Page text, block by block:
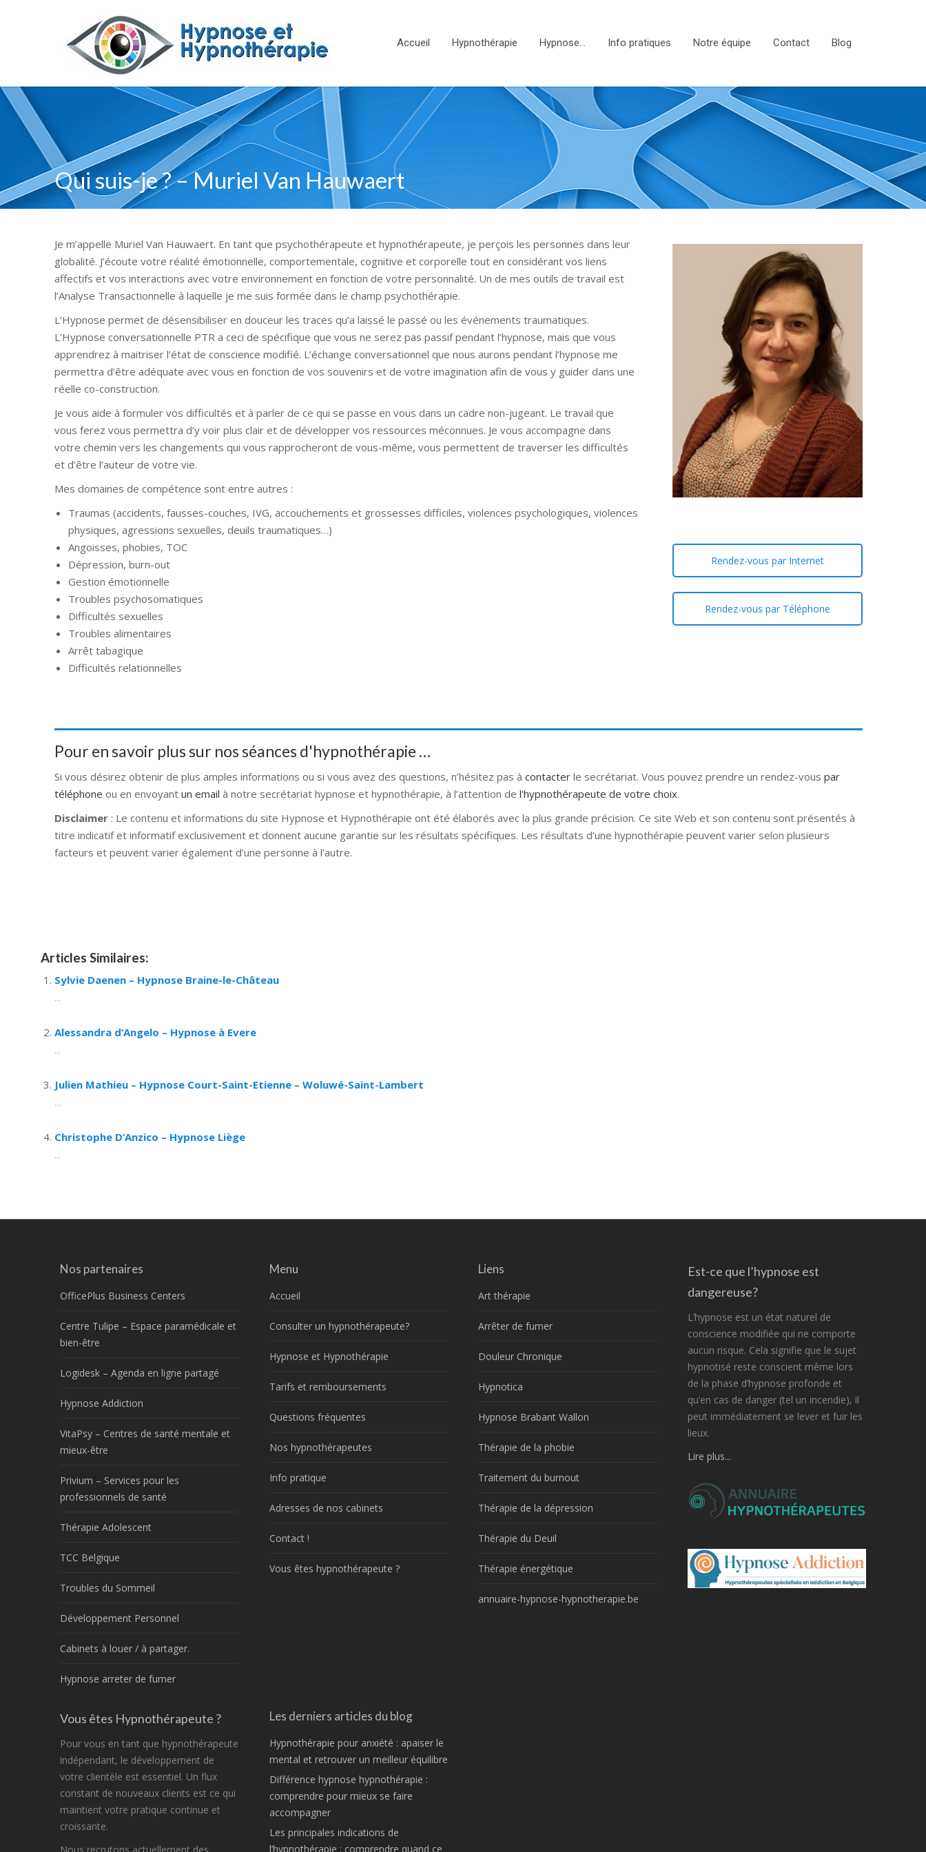
Accueil Hypnothérapie Hypnose… Info pratiques Notre équipe Contact Blog
Qui suis-je ? – Muriel Van Hauwaert
Je m’appelle Muriel Van Hauwaert. En tant que psychothérapeute et hypnothérapeute, je perçois les personnes dans leur
globalité. J’écoute votre réalité émotionnelle, comportementale, cognitive et corporelle tout en considérant vos liens
affectifs et vos interactions avec votre environnement en fonction de votre personnalité. Un de mes outils de travail est
l’Analyse Transactionnelle à laquelle je me suis formée dans le champ psychothérapie.
L’Hypnose permet de désensibiliser en douceur les traces qu’a laissé le passé ou les événements traumatiques.
L’Hypnose conversationnelle PTR a ceci de spécifique que vous ne serez pas passif pendant l’hypnose, mais que vous
apprendrez à maitriser l’état de conscience modifié. L’échange conversationnel que nous aurons pendant l’hypnose me
permettra d’être adéquate avec vous en fonction de vos souvenirs et de votre imagination afin de vous y guider dans une
réelle co-construction.
Je vous aide à formuler vos difficultés et à parler de ce qui se passe en vous dans un cadre non-jugeant. Le travail que
vous ferez vous permettra d’y voir plus clair et de développer vos ressources méconnues. Je vous accompagne dans
votre chemin vers les changements qui vous rapprocheront de vous-même, vous permettent de traverser les difficultés
et d’être l’auteur de votre vie.
Mes domaines de compétence sont entre autres :
Traumas (accidents, fausses-couches, IVG, accouchements et grossesses difficiles, violences psychologiques, violences
physiques, agressions sexuelles, deuils traumatiques…)
Angoisses, phobies, TOC
Dépression, burn-out
Gestion émotionnelle
Troubles psychosomatiques
Difficultés sexuelles
Troubles alimentaires
Arrêt tabagique
Difficultés relationnelles
Rendez-vous par Internet
Rendez-vous par Téléphone
Pour en savoir plus sur nos séances d'hypnothérapie …
Si vous désirez obtenir de plus amples informations ou si vous avez des questions, n’hésitez pas à contacter le secrétariat. Vous pouvez prendre un rendez-vous par
téléphone ou en envoyant un email à notre secrétariat hypnose et hypnothérapie, à l’attention de l'hypnothérapeute de votre choix.
Disclaimer : Le contenu et informations du site Hypnose et Hypnothérapie ont été élaborés avec la plus grande précision. Ce site Web et son contenu sont présentés à
titre indicatif et informatif exclusivement et donnent aucune garantie sur les résultats spécifiques. Les résultats d’une hypnothérapie peuvent varier selon plusieurs
facteurs et peuvent varier également d’une personne à l’autre.
Articles Similaires:
Sylvie Daenen – Hypnose Braine-le-Château
...
Alessandra d’Angelo – Hypnose à Evere
...
Julien Mathieu – Hypnose Court-Saint-Etienne – Woluwé-Saint-Lambert
...
Christophe D’Anzico – Hypnose Liège
...
Nos partenaires
OfficePlus Business Centers
Centre Tulipe – Espace paramédicale et
bien-être
Logidesk – Agenda en ligne partagé
Hypnose Addiction
VitaPsy – Centres de santé mentale et
mieux-être
Privium – Services pour les
professionnels de santé
Thérapie Adolescent
TCC Belgique
Troubles du Sommeil
Développement Personnel
Cabinets à louer / à partager.
Hypnose arreter de fumer
Menu
Accueil
Consulter un hypnothérapeute?
Hypnose et Hypnothérapie
Tarifs et remboursements
Questions fréquentes
Nos hypnothérapeutes
Info pratique
Adresses de nos cabinets
Contact !
Vous êtes hypnothérapeute ?
Liens
Art thérapie
Arrêter de fumer
Douleur Chronique
Hypnotica
Hypnose Brabant Wallon
Thérapie de la phobie
Traitement du burnout
Thérapie de la dépression
Thérapie du Deuil
Thérapie énergétique
annuaire-hypnose-hypnotherapie.be
Est-ce que l’hypnose est
dangereuse?
L’hypnose est un état naturel de
conscience modifiée qui ne comporte
aucun risque. Cela signifie que le sujet
hypnotisé reste conscient même lors
de la phase d’hypnose profonde et
qu’en cas de danger (tel un incendie), il
peut immédiatement se lever et fuir les
lieux.
Lire plus...
Vous êtes Hypnothérapeute ?
Pour vous en tant que hypnothérapeute
indépendant, le développement de
votre clientèle est essentiel. Un flux
constant de nouveaux clients est ce qui
maintient votre pratique continue et
croissante.
Les derniers articles du blog
Hypnothérapie pour anxiété : apaiser le
mental et retrouver un meilleur équilibre
Différence hypnose hypnothérapie :
comprendre pour mieux se faire
accompagner
Les principales indications de
l’hypnothérapie : comprendre quand ce